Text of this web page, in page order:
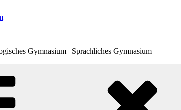
Gymnasium | Sprachliches Gymnasium